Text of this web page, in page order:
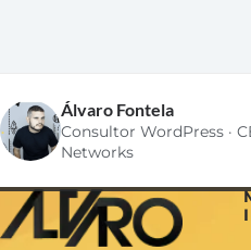
Álvaro Fontela
Consultor WordPress ·
Networks